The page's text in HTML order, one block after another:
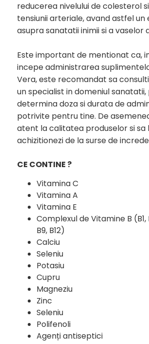
reducerea nivelului de colesterol
tensiunii arteriale, avand astfel
asupra sanatatii inimii si a vaselor
Este important de mentionat ca,
incepe administrarea
Vera, este recomandat sa
un specialist in domeniul
determina doza si durata de
potrivite pentru tine. De
atent la calitatea produselor si sa
achizitionezi de la surse de
CE CONTINE ?
Vitamina C
Vitamina A
Vitamina E
Complexul de Vitamine B (B1,
B9, B12)
Calciu
Seleniu
Potasiu
Cupru
Magneziu
Zinc
Seleniu
Polifenoli
Agenți antiseptici